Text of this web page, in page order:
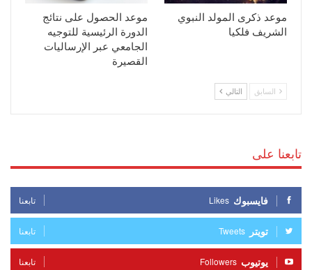
موعد ذكرى المولد النبوي
الشريف فلكيا
موعد الحصول على نتائج
الدورة الرئيسية للتوجيه
الجامعي عبر الإرساليات
القصيرة
السابق التالي
تابعنا على
فايسبوك Likes تابعنا
تويتر Tweets تابعنا
يوتيوب Followers تابعنا